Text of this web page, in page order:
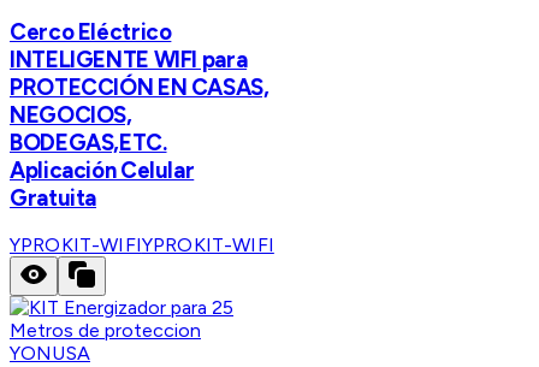
Cerco Eléctrico
INTELIGENTE WIFI para
PROTECCIÓN EN CASAS,
NEGOCIOS,
BODEGAS,ETC.
Aplicación Celular
Gratuita
YPROKIT-WIFIYPROKIT-WIFI
YONUSA